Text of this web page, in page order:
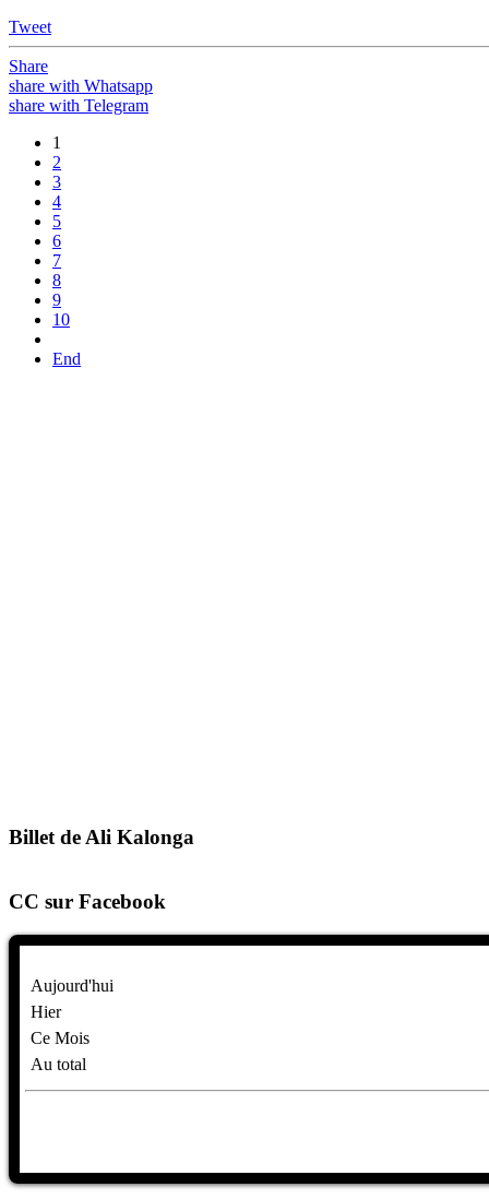
Tweet
Share
share with Whatsapp
share with Telegram
1
2
3
4
5
6
7
8
9
10
End
Billet de Ali Kalonga
CC sur Facebook
Aujourd'hui
Hier
Ce Mois
Au total